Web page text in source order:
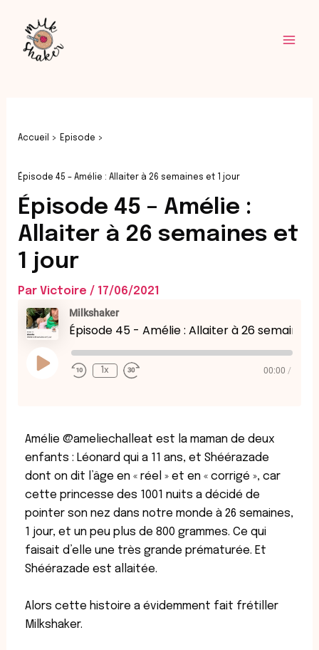
contenu
Accueil Episode
Épisode 45 – Amélie : Allaiter à 26 semaines et 1 jour
Épisode 45 – Amélie :
Allaiter à 26 semaines et
1 jour
Par Victoire / 17/06/2021
Milkshaker
Episode
10
Seconds
1x
seconds
00:00 /
Amélie @ameliechalleat est la maman de deux
enfants : Léonard qui a 11 ans, et Shéérazade
dont on dit l’âge en « réel » et en « corrigé », car
cette princesse des 1001 nuits a décidé de
pointer son nez dans notre monde à 26 semaines,
1 jour, et un peu plus de 800 grammes. Ce qui
faisait d’elle une très grande prématurée. Et
Shéérazade est allaitée.
Alors cette histoire a évidemment fait frétiller
Milkshaker.
des
articles